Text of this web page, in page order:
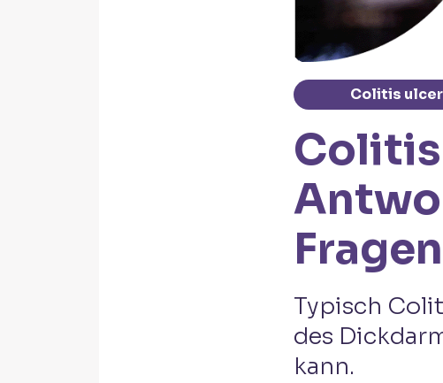
Colitis
Typisch
des
kann.